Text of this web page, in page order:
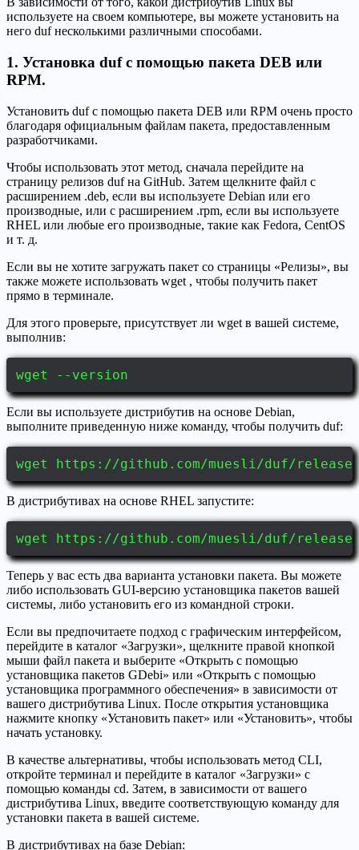
используете на своем компьютере, вы можете установить на
него duf несколькими различными способами.
1. Установка duf с помощью пакета DEB или
RPM.
Установить duf с помощью пакета DEB или RPM очень просто
благодаря официальным файлам пакета, предоставленным
разработчиками.
Чтобы использовать этот метод, сначала перейдите на
страницу релизов duf на GitHub. Затем щелкните файл с
расширением .deb, если вы используете Debian или его
производные, или с расширением .rpm, если вы используете
RHEL или любые его производные, такие как Fedora, CentOS
и т. д.
Если вы не хотите загружать пакет со страницы «Релизы», вы
также можете использовать wget , чтобы получить пакет
прямо в терминале.
Для этого проверьте, присутствует ли wget в вашей системе,
выполнив:
wget --version
Если вы используете дистрибутив на основе Debian,
выполните приведенную ниже команду, чтобы получить duf:
wget https://github.com/muesli/duf/
В дистрибутивах на основе RHEL запустите:
wget https://github.com/muesli/duf/
Теперь у вас есть два варианта установки пакета. Вы можете
либо использовать GUI-версию установщика пакетов вашей
системы, либо установить его из командной строки.
Если вы предпочитаете подход с графическим интерфейсом,
перейдите в каталог «Загрузки», щелкните правой кнопкой
мыши файл пакета и выберите «Открыть с помощью
установщика пакетов GDebi» или «Открыть с помощью
установщика программного обеспечения» в зависимости от
вашего дистрибутива Linux. После открытия установщика
нажмите кнопку «Установить пакет» или «Установить», чтобы
начать установку.
В качестве альтернативы, чтобы использовать метод CLI,
откройте терминал и перейдите в каталог «Загрузки» с
помощью команды cd. Затем, в зависимости от вашего
дистрибутива Linux, введите соответствующую команду для
установки пакета в вашей системе.
В дистрибутивах на базе Debian: